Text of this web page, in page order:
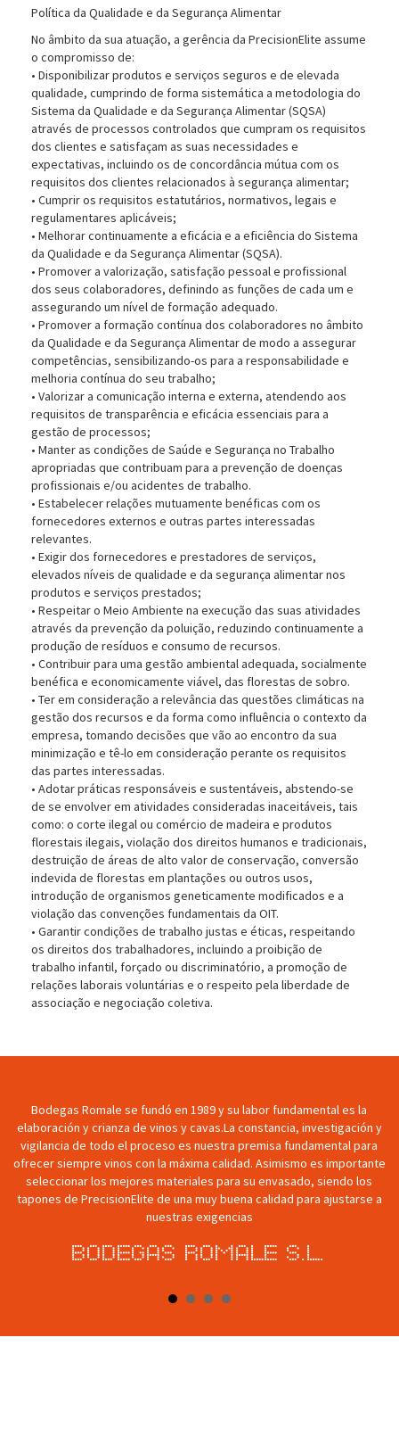
Política da Qualidade e da Segurança Alimentar
No âmbito da sua atuação, a gerência da PrecisionElite assume
o compromisso de:
• Disponibilizar produtos e serviços seguros e de elevada
qualidade, cumprindo de forma sistemática a metodologia do
Sistema da Qualidade e da Segurança Alimentar (SQSA)
através de processos controlados que cumpram os requisitos
dos clientes e satisfaçam as suas necessidades e
expectativas, incluindo os de concordância mútua com os
requisitos dos clientes relacionados à segurança alimentar;
• Cumprir os requisitos estatutários, normativos, legais e
regulamentares aplicáveis;
• Melhorar continuamente a eficácia e a eficiência do Sistema
da Qualidade e da Segurança Alimentar (SQSA).
• Promover a valorização, satisfação pessoal e profissional
dos seus colaboradores, definindo as funções de cada um e
assegurando um nível de formação adequado.
• Promover a formação contínua dos colaboradores no âmbito
da Qualidade e da Segurança Alimentar de modo a assegurar
competências, sensibilizando-os para a responsabilidade e
melhoria contínua do seu trabalho;
• Valorizar a comunicação interna e externa, atendendo aos
requisitos de transparência e eficácia essenciais para a
gestão de processos;
• Manter as condições de Saúde e Segurança no Trabalho
apropriadas que contribuam para a prevenção de doenças
profissionais e/ou acidentes de trabalho.
• Estabelecer relações mutuamente benéficas com os
fornecedores externos e outras partes interessadas
relevantes.
• Exigir dos fornecedores e prestadores de serviços,
elevados níveis de qualidade e da segurança alimentar nos
produtos e serviços prestados;
• Respeitar o Meio Ambiente na execução das suas atividades
através da prevenção da poluição, reduzindo continuamente a
produção de resíduos e consumo de recursos.
• Contribuir para uma gestão ambiental adequada, socialmente
benéfica e economicamente viável, das florestas de sobro.
• Ter em consideração a relevância das questões climáticas na
gestão dos recursos e da forma como influência o contexto da
empresa, tomando decisões que vão ao encontro da sua
minimização e tê-lo em consideração perante os requisitos
das partes interessadas.
• Adotar práticas responsáveis e sustentáveis, abstendo-se
de se envolver em atividades consideradas inaceitáveis, tais
como: o corte ilegal ou comércio de madeira e produtos
florestais ilegais, violação dos direitos humanos e tradicionais,
destruição de áreas de alto valor de conservação, conversão
indevida de florestas em plantações ou outros usos,
introdução de organismos geneticamente modificados e a
violação das convenções fundamentais da OIT.
• Garantir condições de trabalho justas e éticas, respeitando
os direitos dos trabalhadores, incluindo a proibição de
trabalho infantil, forçado ou discriminatório, a promoção de
relações laborais voluntárias e o respeito pela liberdade de
associação e negociação coletiva.
Bodegas Romale se fundó en 1989 y su labor fundamental es la
elaboración y crianza de vinos y cavas.La constancia, investigación y
vigilancia de todo el proceso es nuestra premisa fundamental para
ofrecer siempre vinos con la máxima calidad. Asimismo es importante
seleccionar los mejores materiales para su envasado, siendo los
tapones de PrecisionElite de una muy buena calidad para ajustarse a
nuestras exigencias
Bodegas Romale S.L.